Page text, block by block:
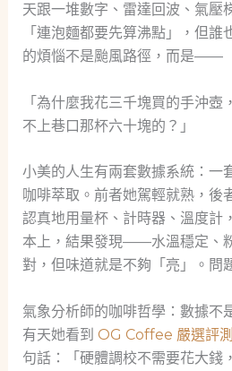
天跟一堆數字、雷達回波、氣壓
「連泡麵都要先算沸點」，但
的煩惱不是颱風路徑，而是——
「為什麼我花三千塊買的手沖
不上巷口那杯六十塊的？」
小美的人生有兩套數據系統：一
咖啡萃取。前者她駕輕就熟，後
認真地用量杯、計時器、溫度計
本上，結果發現——水溫穩定、
對，但味道就是不夠「亮」。問
氣象分析師的咖啡哲學：數據不
有天她看到 OG Coffee 嚴選評測
句話：「硬體調校不需要花大錢